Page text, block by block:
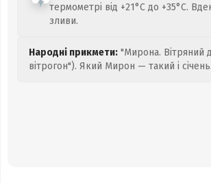
термометрі від +21°C до +35°C.
зливи.
Народні прикмети: "Мирона. Вітряний
вітрогон"). Який Мирон — такий і